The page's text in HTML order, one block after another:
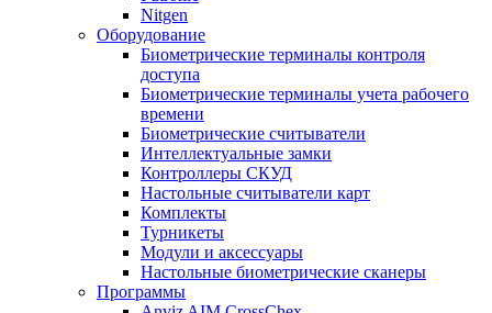
Nitgen
Оборудование
Биометрические терминалы контроля
доступа
Биометрические терминалы учета рабочего
времени
Биометрические считыватели
Интеллектуальные замки
Контроллеры СКУД
Настольные считыватели карт
Комплекты
Турникеты
Модули и аксессуары
Настольные биометрические сканеры
Программы